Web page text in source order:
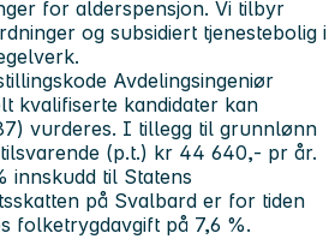
for alderspensjon. Vi tilbyr
og subsidiert tjenestebolig i
Avdelingsingeniør
kvalifiserte kandidater kan
vurderes. I tillegg til grunnlønn
(p.t.) kr 44 640,- pr år.
innskudd til Statens
på Svalbard er for tiden
folketrygdavgift på 7,6 %.